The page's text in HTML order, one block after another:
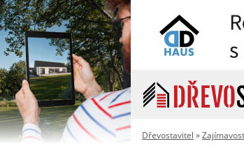
Dřevostavitel »